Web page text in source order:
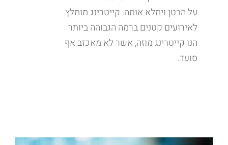
על הבטן וימלא אותה. קייטרינג מומלץ
לאירועים קטנים ברמה הגבוהה ביותר
הנו קייטרינג מוזה, אשר לא מאכזב אף
סועד.